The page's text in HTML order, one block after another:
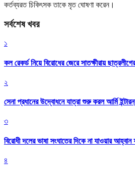
কর্তব্যরত চিকিৎসক তাকে মৃত ঘোষণা করেন।
সর্বশেষ খবর
১
কল রেকর্ড নিয়ে বিরোধের জেরে সাতক্ষীরায়
২
সেনা প্রধানের উদ্বোধনে যাত্রা শুরু করল আর্মি
৩
বিরোধী দলের ভাষা সংঘাতের দিকে না যাওয়ার
৪